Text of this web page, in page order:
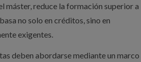
máster, reduce la formación superior a
no solo en créditos, sino en
exigentes.
deben abordarse mediante un marco